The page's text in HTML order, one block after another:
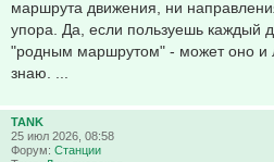
маршрута движения, ни
упора. Да, если пользуешь каждый
"родным маршрутом" - может оно и
знаю. ...
TANK
25 июл 2026, 08:58
Форум: Станции